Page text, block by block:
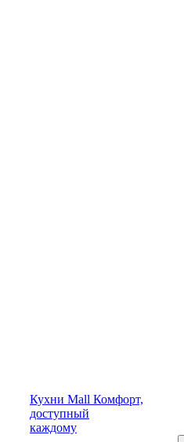
Кухни Mall Комфорт,
доступный
каждому